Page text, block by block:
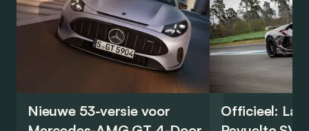
Nieuwe 53-versie voor
Officieel: